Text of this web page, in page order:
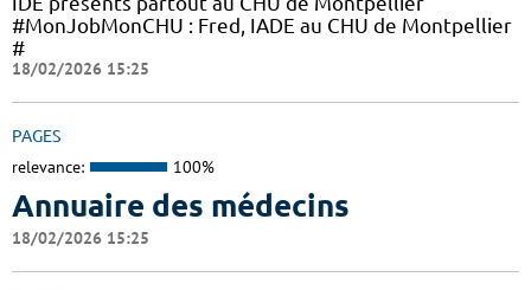
#MonJobMonCHU : Fred, IADE au CHU de Montpellier
#
18/02/2026 15:25
PAGES
relevance: 100%
Annuaire des médecins
18/02/2026 15:25